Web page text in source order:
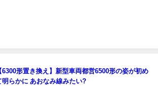
6300形置き換え】新型車両都営6500形の姿が初め
明らかに あおなみ線みたい?